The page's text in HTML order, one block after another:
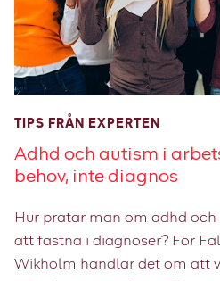
TIPS FRÅN EXPERTEN
Adhd och autism i
behov, inte diagnos
Hur pratar man om adhd
att fastna i diagnoser? För
Wikholm handlar det om att